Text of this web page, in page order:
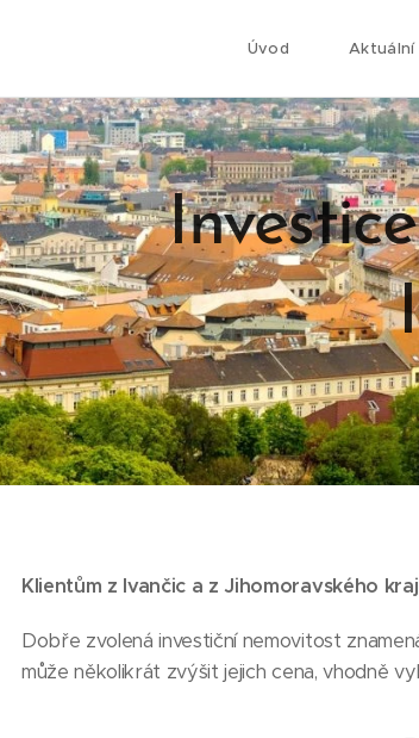
Úvod Aktuální
Klientům z Ivančic a z Jihomoravského
Dobře zvolená investiční nemovitost
může několikrát zvýšit jejich cena, vhodně